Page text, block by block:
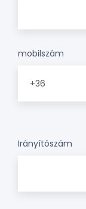
mobilszám
Irányítószám